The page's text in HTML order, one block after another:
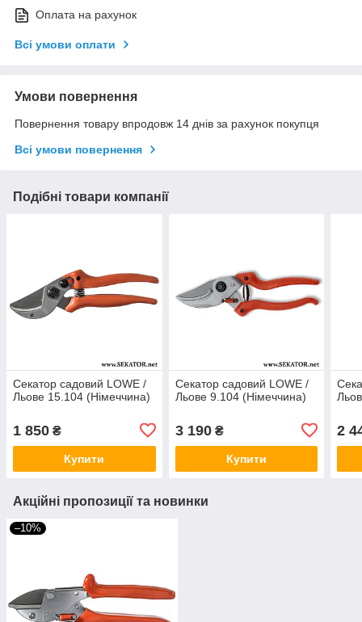
Оплата на рахунок
Всі умови оплати
Умови повернення
Повернення товару впродовж 14 днів за рахунок покупця
Всі умови повернення
Подібні товари компанії
Секатор садовий LOWE /
Льове 15.104 (Німеччина)
1 850 ₴
Купити
Секатор садовий LOWE /
Льове 9.104 (Німеччина)
3 190₴
Купити
2
Акційні пропозиції та новинки
–10%